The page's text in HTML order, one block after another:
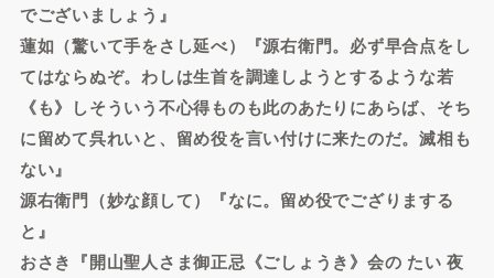
でございましょう』
蓮如（驚いて手をさし延べ）『源右衛門。必ず早合点をし
てはならぬぞ。わしは生首を調達しようとするような若
《も》しそういう不心得ものも此のあたりにあらば、そち
に留めて呉れいと、留め役を言い付けに来たのだ。滅相も
ない』
源右衛門（妙な顔して）『なに。留め役でござりまする
と』
おさき『開山聖人さま御正忌《ごしょうき》会の たい 夜